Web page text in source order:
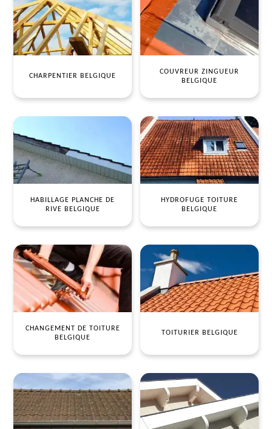
CHARPENTIER BELGIQUE
COUVREUR ZINGUEUR
BELGIQUE
HABILLAGE PLANCHE DE
RIVE BELGIQUE
HYDROFUGE TOITURE
BELGIQUE
CHANGEMENT DE TOITURE
BELGIQUE
TOITURIER BELGIQUE